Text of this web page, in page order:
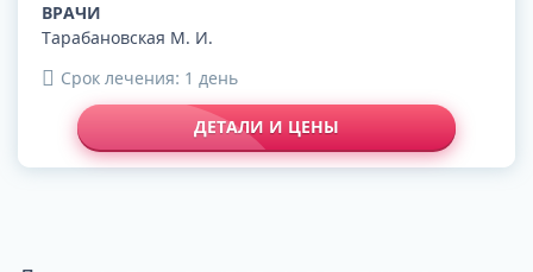
ВРАЧИ
Тарабановская М. И.
Срок лечения: 1 день
ДЕТАЛИ И ЦЕНЫ